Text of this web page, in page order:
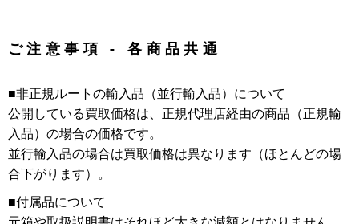
ご注意事項 - 各商品共通
■非正規ルートの輸入品（並行輸入品）について
公開している買取価格は、正規代理店経由の商品（正規輸
入品）の場合の価格です。
並行輸入品の場合は買取価格は異なります（ほとんどの場
合下がります）。
■付属品について